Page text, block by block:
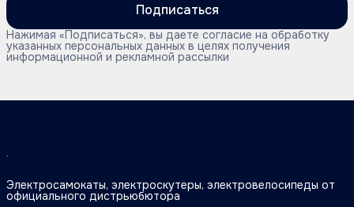
Подписаться
Нажимая «Подписаться», вы даете согласие на обработку
указанных персональных данных в целях получения
информационной и рекламной рассылки
Электросамокаты, электроскутеры, электровелосипеды от
официального дистрьюбютора